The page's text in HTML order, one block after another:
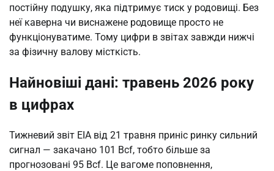
постійну подушку, яка підтримує тиск у родовищі. Без
неї каверна чи виснажене родовище просто не
функціонуватиме. Тому цифри в звітах завжди нижчі
за фізичну валову місткість.
Найновіші дані: травень 2026 року
в цифрах
Тижневий звіт EIA від 21 травня приніс ринку сильний
сигнал — закачано 101 Bcf, тобто більше за
прогнозовані 95 Bcf. Це вагоме поповнення,